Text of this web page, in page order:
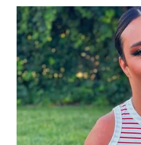
A poutine boa
crocante, queijo